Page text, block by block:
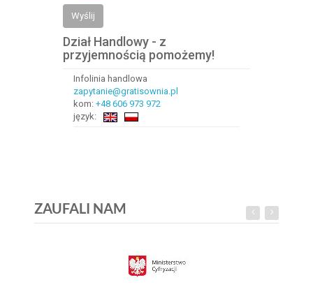
Wyślij
Dział Handlowy - z
przyjemnością pomożemy!
Infolinia handlowa
zapytanie@gratisownia.pl
kom: +48 606 973 972
język:
ZAUFALI NAM